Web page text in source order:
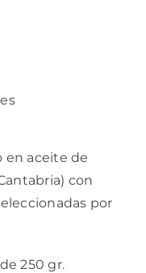
en aceite de
con
por
250 gr.